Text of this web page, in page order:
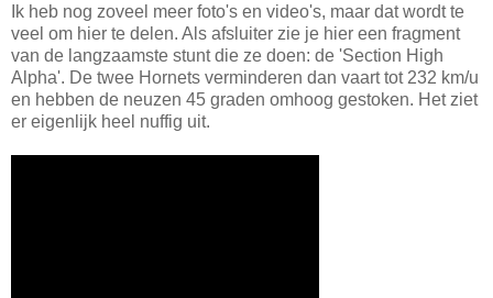
Ik heb nog zoveel meer foto's en video's, maar dat wordt te
veel om hier te delen. Als afsluiter zie je hier een fragment
van de langzaamste stunt die ze doen: de 'Section High
Alpha'. De twee Hornets verminderen dan vaart tot 232 km/u
en hebben de neuzen 45 graden omhoog gestoken. Het ziet
er eigenlijk heel nuffig uit.